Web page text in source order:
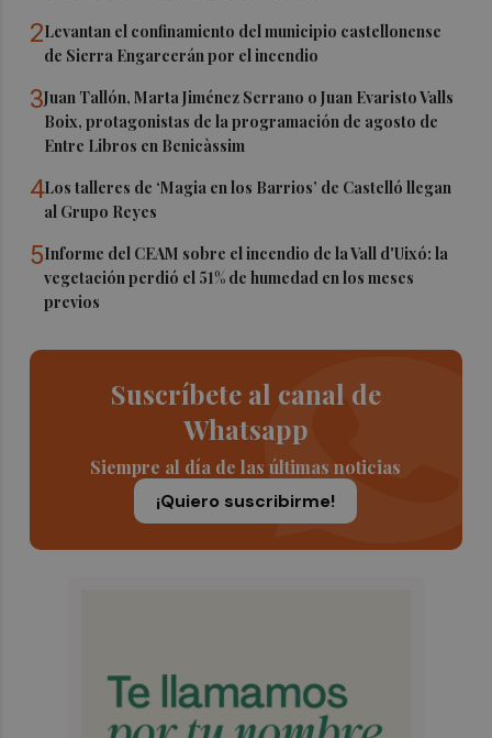
2Levantan el confinamiento del municipio castellonense
de Sierra Engarcerán por el incendio
3Juan Tallón, Marta Jiménez Serrano o Juan Evaristo Valls
Boix, protagonistas de la programación de agosto de
Entre Libros en Benicàssim
4Los talleres de ‘Magia en los Barrios’ de Castelló llegan
al Grupo Reyes
5Informe del CEAM sobre el incendio de la Vall d'Uixó: la
vegetación perdió el 51% de humedad en los meses
previos
Suscríbete al canal de
Whatsapp
Siempre al día de las últimas noticias
¡Quiero suscribirme!